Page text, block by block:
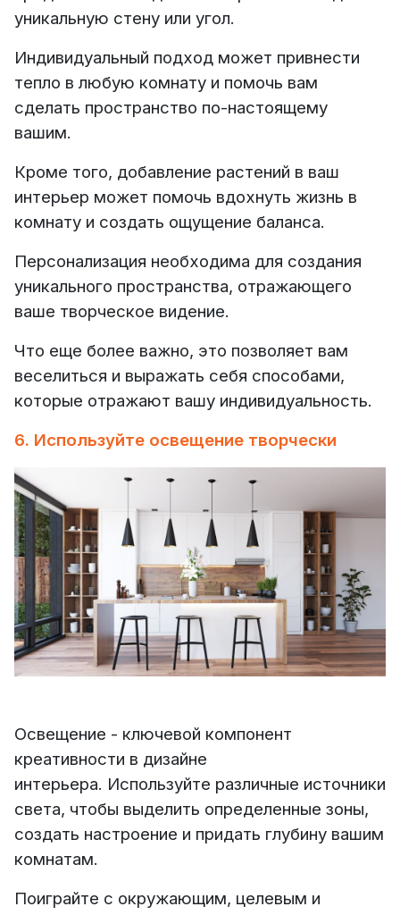
уникальную стену или угол.
Индивидуальный подход может привнести
тепло в любую комнату и помочь вам
сделать пространство по-настоящему
вашим.
Кроме того, добавление растений в ваш
интерьер может помочь вдохнуть жизнь в
комнату и создать ощущение баланса.
Персонализация необходима для создания
уникального пространства, отражающего
ваше творческое видение.
Что еще более важно, это позволяет вам
веселиться и выражать себя способами,
которые отражают вашу индивидуальность.
6. Используйте освещение творчески
Освещение - ключевой компонент
креативности в дизайне
интерьера. Используйте различные источники
света, чтобы выделить определенные зоны,
создать настроение и придать глубину вашим
комнатам.
Поиграйте с окружающим, целевым и